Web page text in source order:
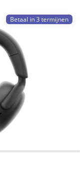
Betaal in 3 termijnen